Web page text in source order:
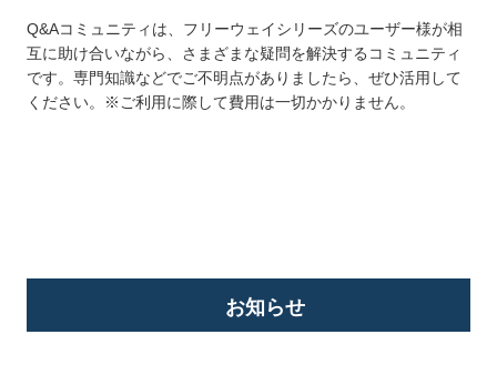
Q&Aコミュニティは、フリーウェイシリーズのユーザー様が相
互に助け合いながら、さまざまな疑問を解決するコミュニティ
です。専門知識などでご不明点がありましたら、ぜひ活用して
ください。※ご利用に際して費用は一切かかりません。
お知らせ